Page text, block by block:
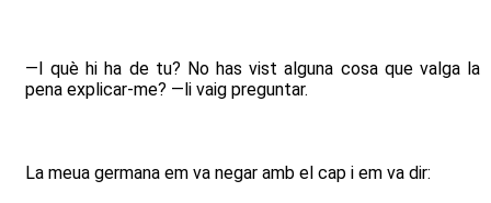
—I què hi ha de tu? No has vist alguna cosa que valga la
pena explicar-me? —li vaig preguntar.
La meua germana em va negar amb el cap i em va dir: